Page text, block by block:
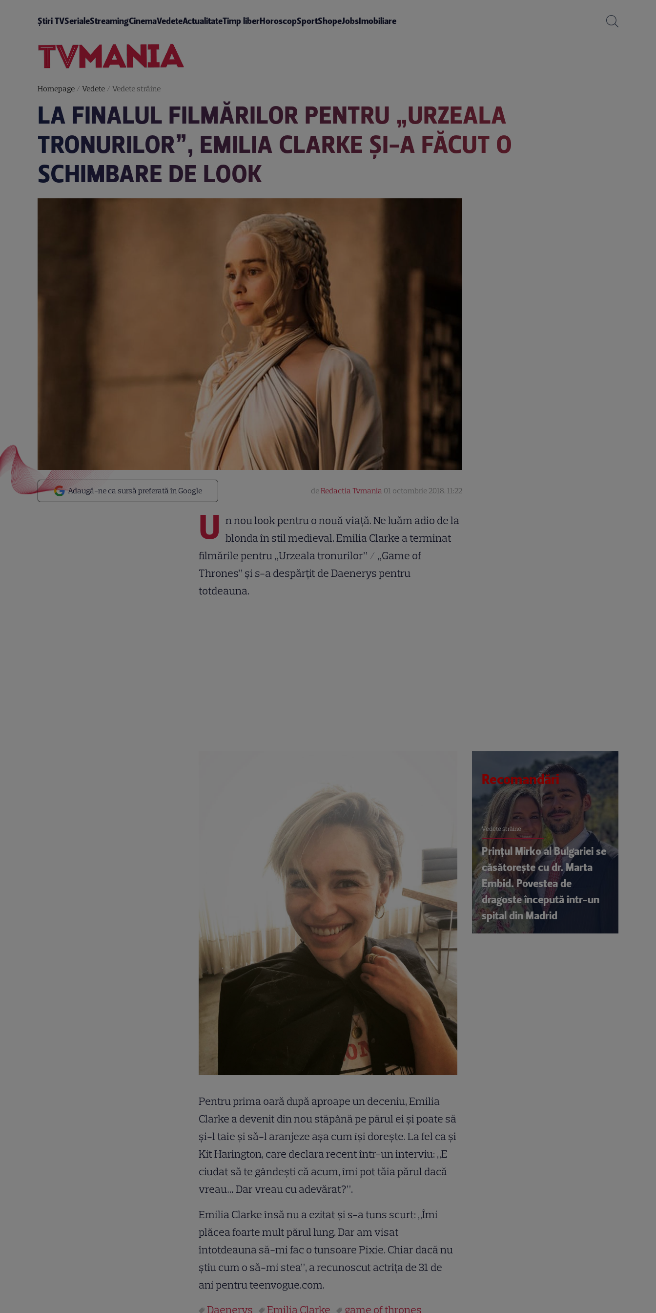
Știri TVSerialeStreamingCinemaVedeteActualitateTimp liberHoroscopSportShopeJobsImobiliare
Homepage/ Vedete/ Vedete străine
LA FINALUL FILMĂRILOR PENTRU „URZEALA
TRONURILOR”, EMILIA CLARKE ȘI-A FĂCUT O
SCHIMBARE DE LOOK
Adaugă-ne ca sursă preferată în Google deRedactia Tvmania 01 octombrie 2018, 11:22
U n nou look pentru o nouă viață. Ne luăm adio de la
blonda în stil medieval. Emilia Clarke a terminat
filmările pentru „Urzeala tronurilor” / „Game of
Thrones” și s-a despărțit de Daenerys pentru
totdeauna.
Pentru prima oară după aproape un deceniu, Emilia
Clarke a devenit din nou stăpână pe părul ei și poate să
și-l taie și să-l aranjeze așa cum își dorește. La fel ca și
Kit Harington, care declara recent într-un interviu: „E
ciudat să te gândești că acum, îmi pot tăia părul dacă
vreau… Dar vreau cu adevărat?”.
Emilia Clarke însă nu a ezitat și s-a tuns scurt: „Îmi
plăcea foarte mult părul lung. Dar am visat
întotdeauna să-mi fac o tunsoare Pixie. Chiar dacă nu
știu cum o să-mi stea”, a recunoscut actrița de 31 de
ani pentru teenvogue.com.
Daenerys
Emilia Clarke
game of thrones
Recomandări
Vedete străine
Prințul Mirko al Bulgariei se
căsătorește cu dr. Marta
Embid. Povestea de
dragoste începută într-un
spital din Madrid